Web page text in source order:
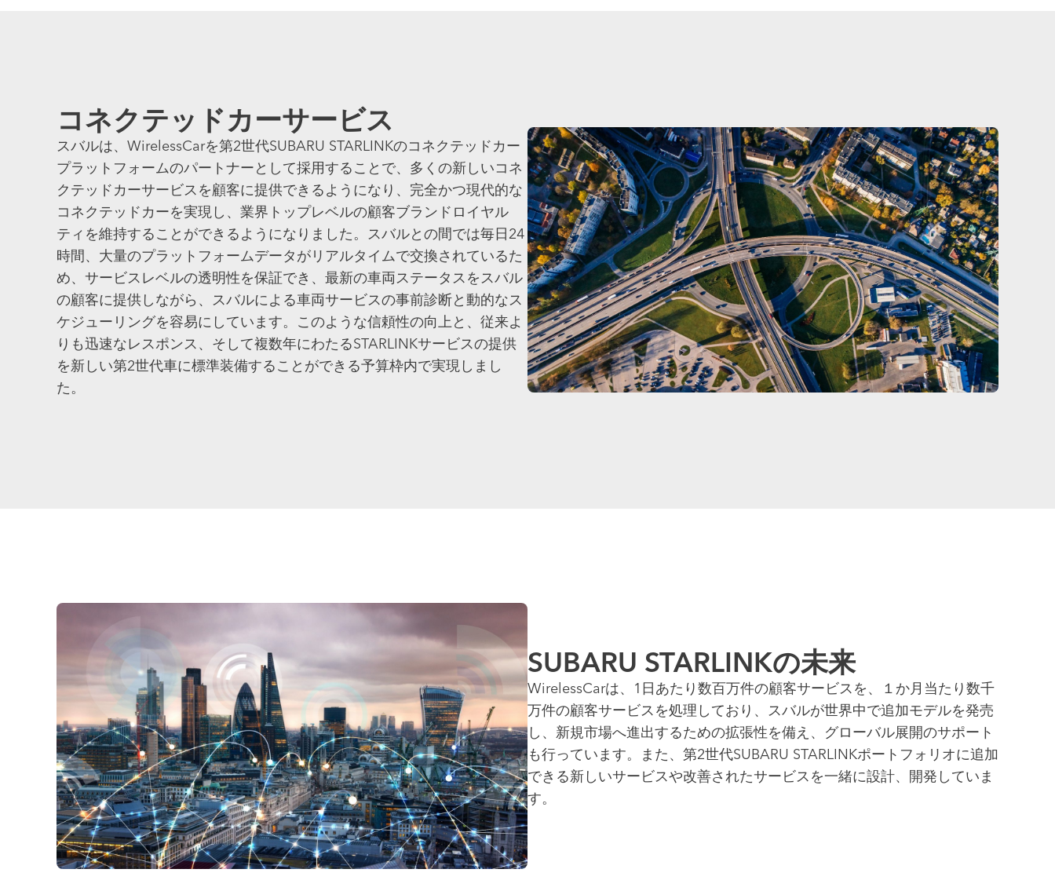
コネクテッドカーサービス
スバルは、WirelessCarを第2世代SUBARU STARLINKのコネクテッドカー
プラットフォームのパートナーとして採用することで、多くの新しいコネ
クテッドカーサービスを顧客に提供できるようになり、完全かつ現代的な
コネクテッドカーを実現し、業界トップレベルの顧客ブランドロイヤル
ティを維持することができるようになりました。スバルとの間では毎日24
時間、大量のプラットフォームデータがリアルタイムで交換されているた
め、サービスレベルの透明性を保証でき、最新の車両ステータスをスバル
の顧客に提供しながら、スバルによる車両サービスの事前診断と動的なス
ケジューリングを容易にしています。このような信頼性の向上と、従来よ
りも迅速なレスポンス、そして複数年にわたるSTARLINKサービスの提供
を新しい第2世代車に標準装備することができる予算枠内で実現しまし
た。
SUBARU STARLINKの未来
WirelessCarは、1日あたり数百万件の顧客サービスを、１か月当たり数千
万件の顧客サービスを処理しており、スバルが世界中で追加モデルを発売
し、新規市場へ進出するための拡張性を備え、グローバル展開のサポート
も行っています。また、第2世代SUBARU STARLINKポートフォリオに追加
できる新しいサービスや改善されたサービスを一緒に設計、開発していま
す。